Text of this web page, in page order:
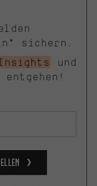
sichern.
und